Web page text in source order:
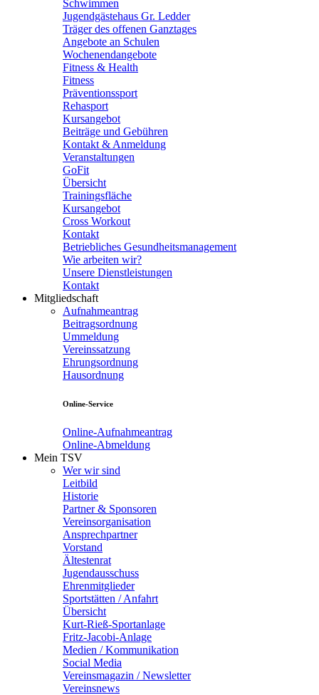
Schwimmen
Jugendgästehaus Gr. Ledder
Träger des offenen Ganztages
Angebote an Schulen
Wochenendangebote
Fitness & Health
Fitness
Präventionssport
Rehasport
Kursangebot
Beiträge und Gebühren
Kontakt & Anmeldung
Veranstaltungen
GoFit
Übersicht
Trainingsfläche
Kursangebot
Cross Workout
Kontakt
Betriebliches Gesundheitsmanagement
Wie arbeiten wir?
Unsere Dienstleistungen
Kontakt
Mitgliedschaft
Aufnahmeantrag
Beitragsordnung
Ummeldung
Vereinssatzung
Ehrungsordnung
Hausordnung
Online-Service
Online-Aufnahmeantrag
Online-Abmeldung
Mein TSV
Wer wir sind
Leitbild
Historie
Partner & Sponsoren
Vereinsorganisation
Ansprechpartner
Vorstand
Ältestenrat
Jugendausschuss
Ehrenmitglieder
Sportstätten / Anfahrt
Übersicht
Kurt-Rieß-Sportanlage
Fritz-Jacobi-Anlage
Medien / Kommunikation
Social Media
Vereinsmagazin / Newsletter
Vereinsnews